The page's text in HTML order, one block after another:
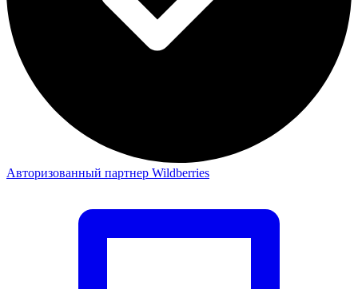
Авторизованный партнер Wildberries